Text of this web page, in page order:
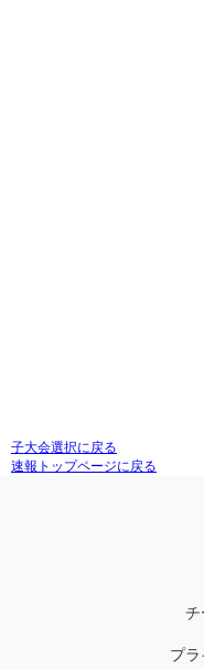
子大会選択に戻る
速報トップページに戻る
チ
プ